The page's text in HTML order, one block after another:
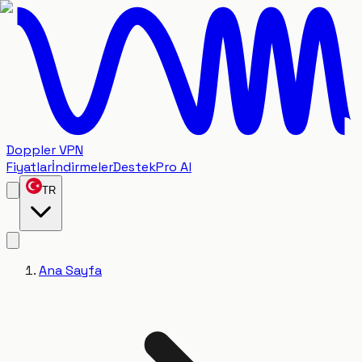
Doppler VPN
FiyatlarİndirmelerDestekPro Al
TR
Ana Sayfa